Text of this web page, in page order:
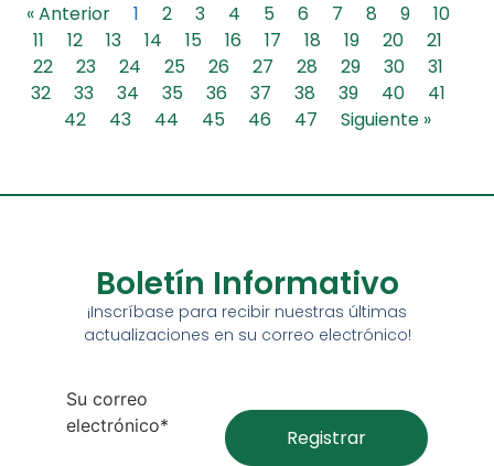
« Anterior 1 2 3 4 5 6 7 8 9
10
11
12 13 14 15 16 17 18 19 20
21
22
23 24 25 26 27 28 29 30
31
32
33 34 35 36 37 38 39 40
41
42
43 44 45 46 47 Siguiente »
Boletín Informativo
¡Inscríbase para recibir nuestras últimas
actualizaciones en su correo electrónico!
Su correo
electrónico*